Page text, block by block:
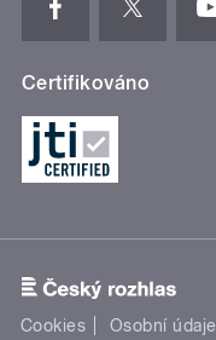
Certifikováno
Cookies Osobní údaje